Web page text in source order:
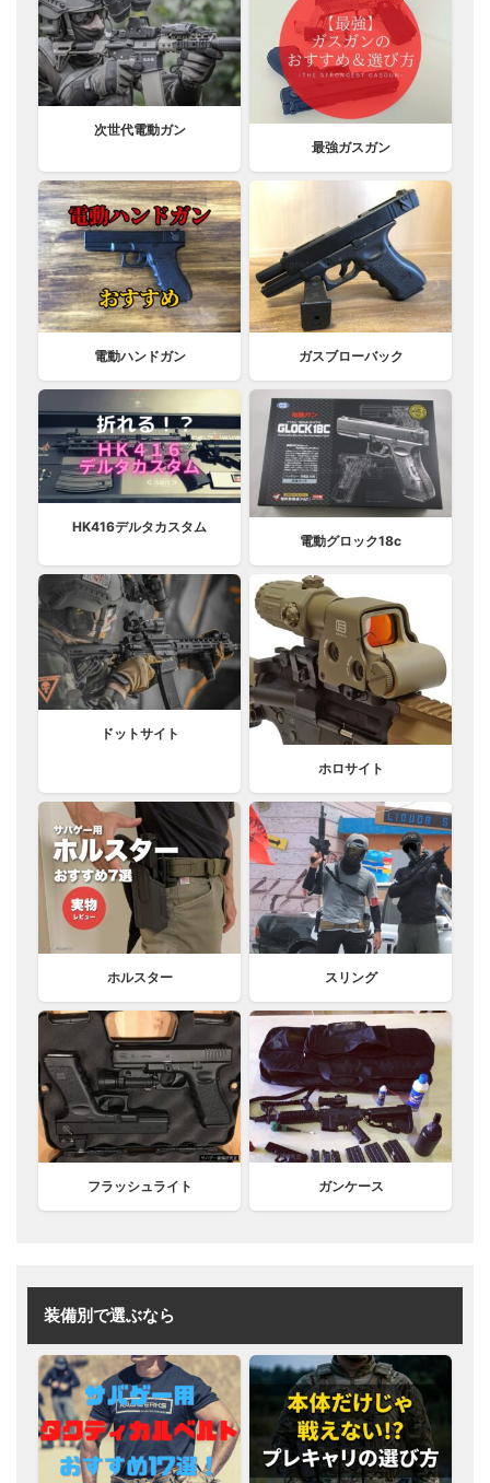
次世代電動ガン
最強ガスガン
電動ハンドガン ガスブローバック
HK416デルタカスタム
電動グロック18c
ドットサイト
ホロサイト
ホルスター スリング
フラッシュライト ガンケース
装備別で選ぶなら